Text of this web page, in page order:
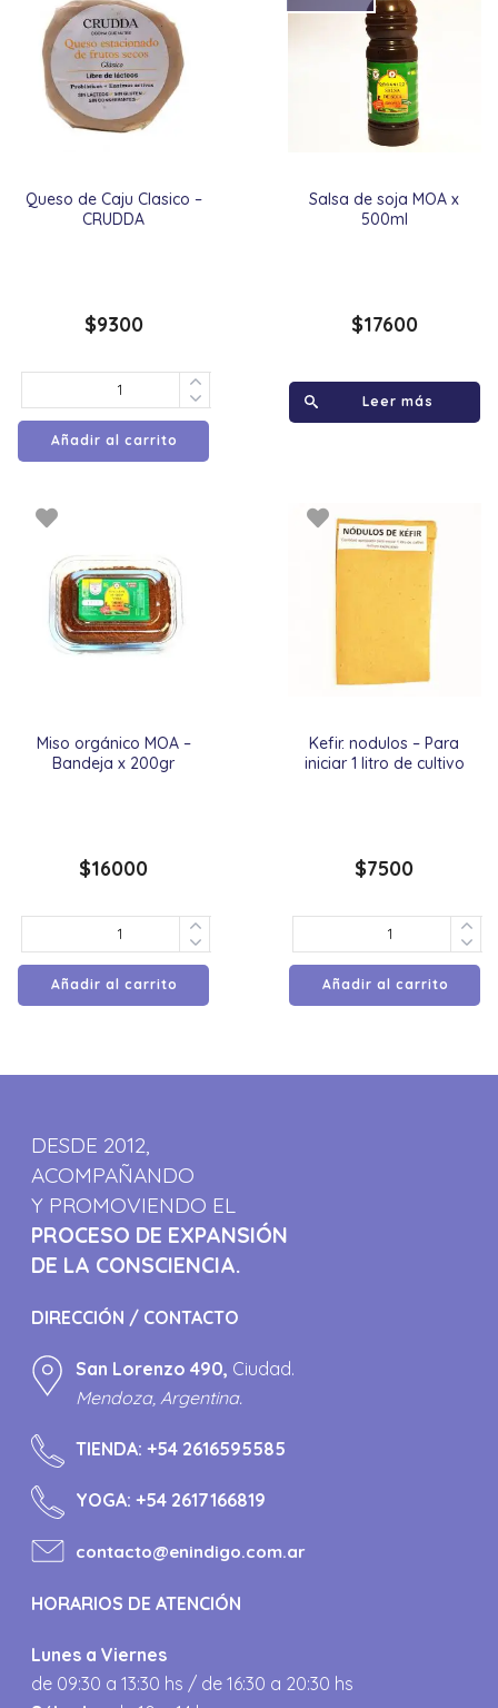
Queso de Caju Clasico –
CRUDDA
$9300
Añadir al carrito
Salsa de soja MOA x
500ml
$17600
Leer más
Miso orgánico MOA –
Bandeja x 200gr
$16000
Añadir al carrito
Kefir. nodulos – Para
iniciar 1 litro de cultivo
$7500
Añadir al carrito
DESDE 2012,
ACOMPAÑANDO
Y PROMOVIENDO EL
PROCESO DE EXPANSIÓN
DE LA CONSCIENCIA.
DIRECCIÓN / CONTACTO
San Lorenzo 490, Ciudad.
Mendoza, Argentina.
TIENDA:+54 2616595585
YOGA:+54 2617166819
contacto@enindigo.com.ar
HORARIOS DE ATENCIÓN
Lunes a Viernes
de 09:30 a 13:30 hs / de 16:30 a 20:30 hs